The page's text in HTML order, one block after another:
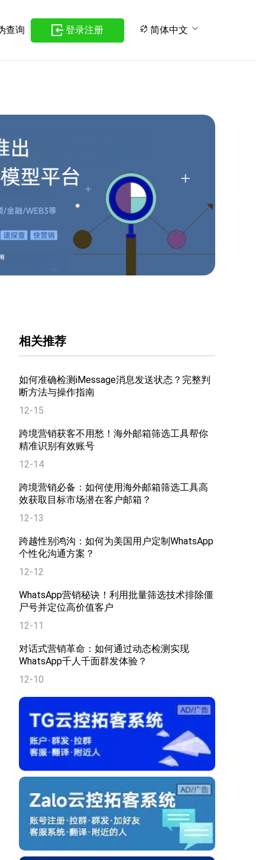
查询 登录注册 简体中文
相关推荐
如何准确检测iMessage消息发送状态？完整判
断方法与操作指南
12-15
跨境营销获客不用愁！海外邮箱筛选工具帮你
精准识别有效账号
12-14
跨境营销必备：如何使用海外邮箱筛选工具高
效获取目标市场潜在客户邮箱？
12-13
跨越性别鸿沟：如何为美国用户定制WhatsApp
个性化沟通方案？
12-12
WhatsApp营销秘诀！利用批量筛选技术排除僵
尸号并定位高价值客户
12-11
对话式营销革命：如何通过动态检测实现
WhatsApp千人千面群发体验？
12-10